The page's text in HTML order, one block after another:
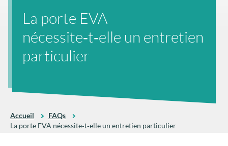
La porte EVA
nécessite‑t‑elle un entretien
particulier
Accueil
FAQs
La porte EVA nécessite‑t‑elle un entretien particulier